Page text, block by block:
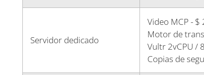
Servidor dedicado
Video MCP - $
Motor de
Vultr 2vCPU /
Copias de